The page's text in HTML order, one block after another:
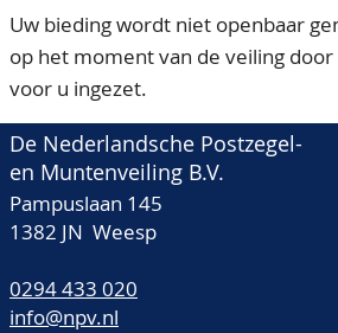
Uw bieding wordt niet openbaar
op het moment van de veiling
voor u ingezet.
De Nederlandsche Postzegel-
en Muntenveiling B.V.
Pampuslaan 145
1382 JN Weesp
0294 433 020
info@npv.nl